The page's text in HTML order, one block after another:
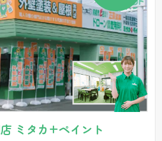
ミタカ+ペイント